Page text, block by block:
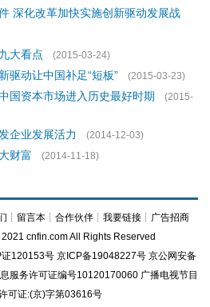
深化改革加快实施创新驱动发展战
大看点
(2015-03-24)
驱动让中国补足“短板”
(2015-03-23)
国资本市场进入历史最好时期
(2015-
企业发展活力
(2014-12-03)
财富 (2014-11-18)
┊ 留言本 ┊ 合作伙伴 ┊ 我要链接 ┊ 广告招商
cnfin.com All Rights Reserved
证120153号 京ICP备19048227号 京公网安备
服务许可证编号10120170060 广播电视节目
可证:(京)字第03616号